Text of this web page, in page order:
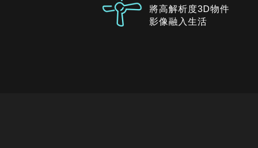
將高解析度3D物件
影像融入生活